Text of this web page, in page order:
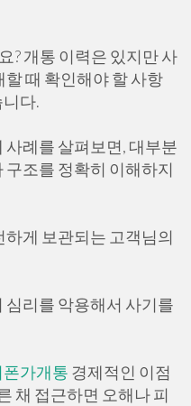
? 개통 이력은 있지만 사
때 확인해야 할 사항
다.
례를 살펴보면, 대부분
조를 정확히 이해하지
게 보관되는 고객님의
심리를 악용해서 사기를
폰가개통 경제적인 이점
채 접근하면 오해나 피